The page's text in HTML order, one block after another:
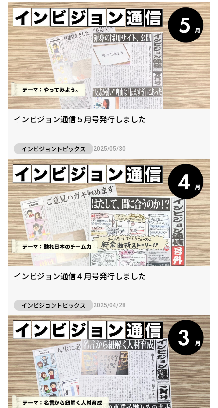
インビジョン通信５月号発行しました
インビジョントピックス 2025/05/30
インビジョン通信４月号発行しました
インビジョントピックス 2025/04/28